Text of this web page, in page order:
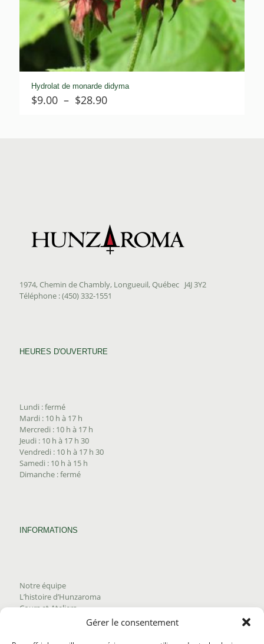
Gérer le consentement
Hydrolat de monarde didyma
$9.00 – $28.90Plage
1974, Chemin de Chambly, Longueuil, Québec J4J 3Y2
Téléphone : (450) 332-1551
HEURES D'OUVERTURE
Lundi : fermé
Mardi : 10 h à 17 h
Mercredi : 10 h à 17 h
Jeudi : 10 h à 17 h 30
Vendredi : 10 h à 17 h 30
Samedi : 10 h à 15 h
Dimanche : fermé
INFORMATIONS
Notre équipe
L’histoire d’Hunzaroma
Cours et Ateliers
Trouver nos produits